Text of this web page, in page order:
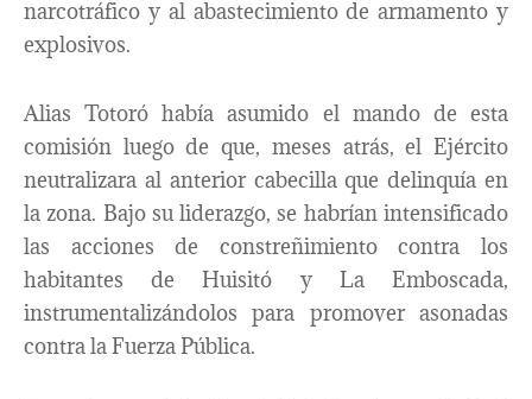
narcotráfico y al abastecimiento de armamento y
explosivos.
Alias Totoró había asumido el mando de esta
comisión luego de que, meses atrás, el Ejército
neutralizara al anterior cabecilla que delinquía en
la zona. Bajo su liderazgo, se habrían intensificado
las acciones de constreñimiento contra los
habitantes de Huisitó y La Emboscada,
instrumentalizándolos para promover asonadas
contra la Fuerza Pública.